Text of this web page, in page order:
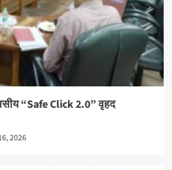
“Safe Click 2.0” वृहद
2026